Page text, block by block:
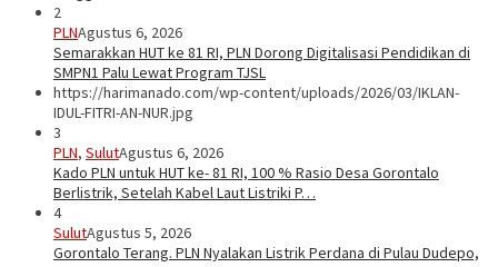
2
PLNAgustus 6, 2026
Semarakkan HUT ke 81 RI, PLN Dorong Digitalisasi Pendidikan di
SMPN1 Palu Lewat Program TJSL
https://harimanado.com/wp-content/uploads/2026/03/IKLAN-
IDUL-FITRI-AN-NUR.jpg
3
PLN, SulutAgustus 6, 2026
Kado PLN untuk HUT ke- 81 RI, 100 % Rasio Desa Gorontalo
Berlistrik, Setelah Kabel Laut Listriki P…
4
SulutAgustus 5, 2026
Gorontalo Terang. PLN Nyalakan Listrik Perdana di Pulau Dudepo,